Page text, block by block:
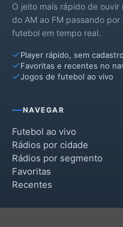
O jeito mais rápido de
do AM ao FM passando
futebol em tempo real.
Player rápido, sem cadastro
Favoritas e recentes no
Jogos de futebol ao vivo
NAVEGAR
Futebol ao vivo
Rádios por cidade
Rádios por segmento
Favoritas
Recentes